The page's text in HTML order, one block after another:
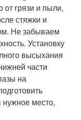
грязи и пыли,
стяжки и
Не забываем
Установку
высыхания
части
на
нужное место,